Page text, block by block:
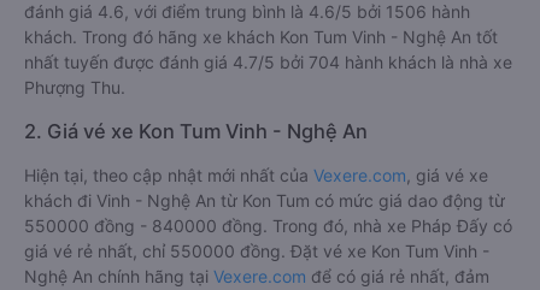
đánh giá 4.6, với điểm trung bình là 4.6/5 bởi 1506 hành
khách. Trong đó hãng xe khách Kon Tum Vinh - Nghệ An tốt
nhất tuyến được đánh giá 4.7/5 bởi 704 hành khách là nhà xe
Phượng Thu.
2. Giá vé xe Kon Tum Vinh - Nghệ An
Hiện tại, theo cập nhật mới nhất của Vexere.com , giá vé xe
khách đi Vinh - Nghệ An từ Kon Tum có mức giá dao động từ
550000 đồng - 840000 đồng. Trong đó, nhà xe Pháp Đấy có
giá vé rẻ nhất, chỉ 550000 đồng. Đặt vé xe Kon Tum Vinh -
Nghệ An chính hãng tại Vexere.com để có giá rẻ nhất, đảm